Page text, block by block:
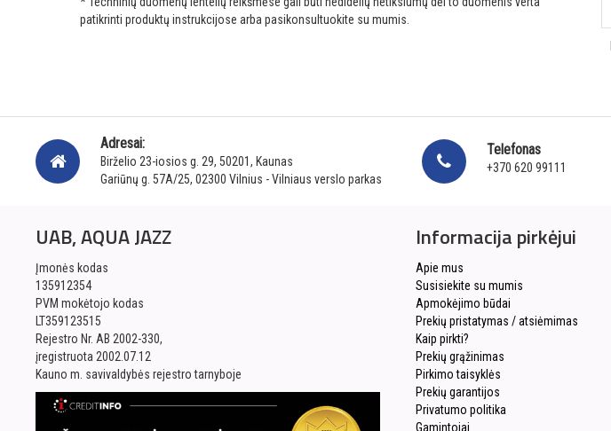
patikrinti produktų instrukcijose arba pasikonsultuokite su mumis.
Adresai:
Birželio 23-iosios g. 29, 50201, Kaunas
Gariūnų g. 57A/25, 02300 Vilnius - Vilniaus verslo parkas
Telefonas
+370 620 99111
UAB, AQUA JAZZ
Įmonės kodas
135912354
PVM mokėtojo kodas
LT359123515
Rejestro Nr. AB 2002-330,
įregistruota 2002.07.12
Kauno m. savivaldybės rejestro tarnyboje
Informacija pirkėjui
Apie mus
Susisiekite su mumis
Apmokėjimo būdai
Prekių pristatymas / atsiėmimas
Kaip pirkti?
Prekių grąžinimas
Pirkimo taisyklės
Prekių garantijos
Privatumo politika
Gamintojai